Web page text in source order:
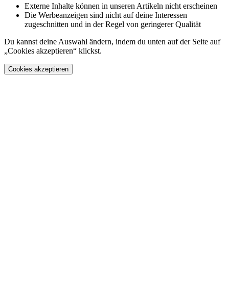
Externe Inhalte können in unseren Artikeln nicht erscheinen
Die Werbeanzeigen sind nicht auf deine Interessen
zugeschnitten und in der Regel von geringerer Qualität
Du kannst deine Auswahl ändern, indem du unten auf der Seite auf
„Cookies akzeptieren“ klickst.
Cookies akzeptieren